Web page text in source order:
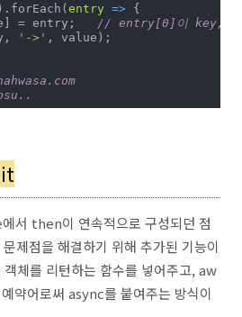
entry => {
// entry[0]이 key,
'->' , value);
서 then이 연속적으로 구성되던 점
점을 해결하기 위해 추가된 기능이
체를 리턴하는 함수를 넣어주고, aw
약어로써 async를 붙여주는 방식이